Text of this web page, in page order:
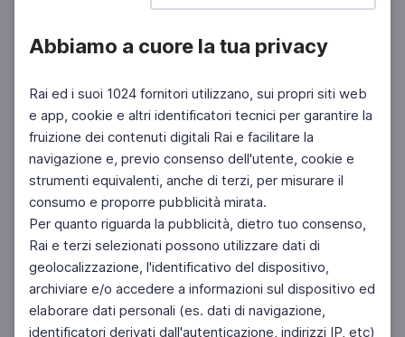
Abbiamo a cuore la tua privacy
Rai ed i suoi 1024 fornitori utilizzano, sui propri siti web
e app, cookie e altri identificatori tecnici per garantire la
fruizione dei contenuti digitali Rai e facilitare la
navigazione e, previo consenso dell'utente, cookie e
strumenti equivalenti, anche di terzi, per misurare il
consumo e proporre pubblicità mirata.
Per quanto riguarda la pubblicità, dietro tuo consenso,
Rai e terzi selezionati possono utilizzare dati di
geolocalizzazione, l'identificativo del dispositivo,
archiviare e/o accedere a informazioni sul dispositivo ed
elaborare dati personali (es. dati di navigazione,
identificatori derivati dall'autenticazione, indirizzi IP, etc)